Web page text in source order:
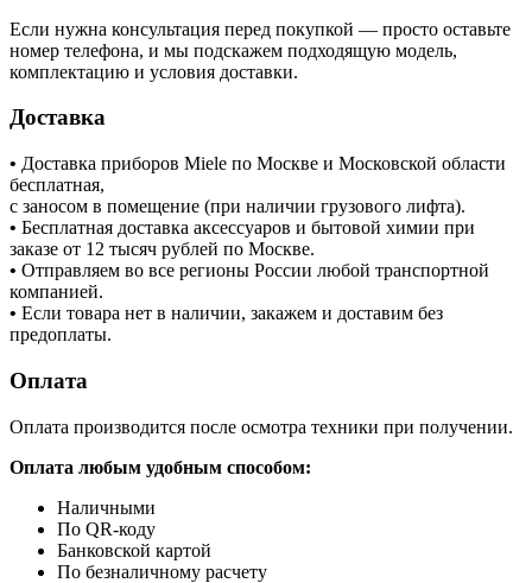
Если нужна консультация перед покупкой — просто оставьте
номер телефона, и мы подскажем подходящую модель,
комплектацию и условия доставки.
Доставка
• Доставка приборов Miele по Москве и Московской области
бесплатная,
с заносом в помещение (при наличии грузового лифта).
• Бесплатная доставка аксессуаров и бытовой химии при
заказе от 12 тысяч рублей по Москве.
• Отправляем во все регионы России любой транспортной
компанией.
• Если товара нет в наличии, закажем и доставим без
предоплаты.
Оплата
Оплата производится после осмотра техники при получении.
Оплата любым удобным способом:
Наличными
По QR-коду
Банковской картой
По безналичному расчету